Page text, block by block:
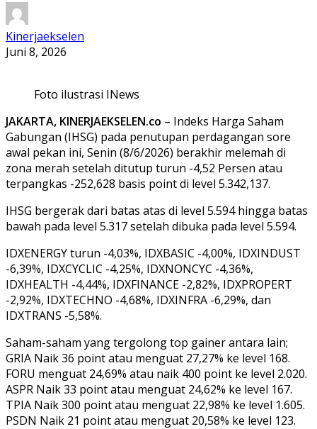
Kinerjaekselen
Juni 8, 2026
Foto ilustrasi INews
JAKARTA, KINERJAEKSELEN.co – Indeks Harga Saham
Gabungan (IHSG) pada penutupan perdagangan sore
awal pekan ini, Senin (8/6/2026) berakhir melemah di
zona merah setelah ditutup turun -4,52 Persen atau
terpangkas -252,628 basis point di level 5.342,137.
IHSG bergerak dari batas atas di level 5.594 hingga batas
bawah pada level 5.317 setelah dibuka pada level 5.594.
IDXENERGY turun -4,03%, IDXBASIC -4,00%, IDXINDUST
-6,39%, IDXCYCLIC -4,25%, IDXNONCYC -4,36%,
IDXHEALTH -4,44%, IDXFINANCE -2,82%, IDXPROPERT
-2,92%, IDXTECHNO -4,68%, IDXINFRA -6,29%, dan
IDXTRANS -5,58%.
Saham-saham yang tergolong top gainer antara lain;
GRIA Naik 36 point atau menguat 27,27% ke level 168.
FORU menguat 24,69% atau naik 400 point ke level 2.020.
ASPR Naik 33 point atau menguat 24,62% ke level 167.
TPIA Naik 300 point atau menguat 22,98% ke level 1.605.
PSDN Naik 21 point atau menguat 20,58% ke level 123.